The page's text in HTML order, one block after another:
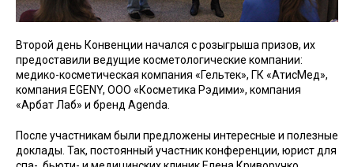
Второй день Конвенции начался с розыгрыша призов, их
предоставили ведущие косметологические компании:
медико-косметическая компания «Гельтек», ГК «АтисМед»,
компания EGENY, ООО «Косметика Рэдими», компания
«Арбат Лаб» и бренд Agenda.
После участникам были предложены интересные и полезные
доклады. Так, постоянный участник конференции, юрист для